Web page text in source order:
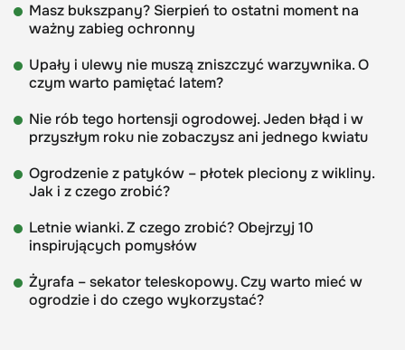
Masz bukszpany? Sierpień to ostatni moment na
ważny zabieg ochronny
Upały i ulewy nie muszą zniszczyć warzywnika. O
czym warto pamiętać latem?
Nie rób tego hortensji ogrodowej. Jeden błąd i w
przyszłym roku nie zobaczysz ani jednego kwiatu
Ogrodzenie z patyków – płotek pleciony z wikliny.
Jak i z czego zrobić?
Letnie wianki. Z czego zrobić? Obejrzyj 10
inspirujących pomysłów
Żyrafa – sekator teleskopowy. Czy warto mieć w
ogrodzie i do czego wykorzystać?